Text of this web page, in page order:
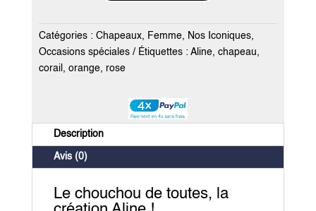
Catégories : Chapeaux, Femme, Nos Iconiques,
Occasions spéciales
Étiquettes : Aline, chapeau,
corail , orange, rose
Description
Avis (0)
Le chouchou de toutes, la